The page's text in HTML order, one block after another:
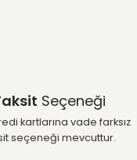
Seçeneği
kartlarına vade farksız
seçeneği mevcuttur.